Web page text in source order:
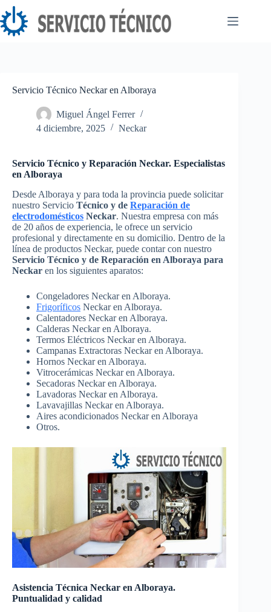
Saltar
al
contenido
Servicio Técnico Neckar en Alboraya
Miguel Ángel Ferrer
4 diciembre, 2025
Neckar
Servicio Técnico y Reparación Neckar. Especialistas
en Alboraya
Desde Alboraya y para toda la provincia puede solicitar
nuestro Servicio Técnico y de Reparación de
electrodomésticos Neckar. Nuestra empresa con más
de 20 años de experiencia, le ofrece un servicio
profesional y directamente en su domicilio. Dentro de la
línea de productos Neckar, puede contar con nuestro
Servicio Técnico y de Reparación en Alboraya para
Neckar en los siguientes aparatos:
Congeladores Neckar en Alboraya.
Frigoríficos Neckar en Alboraya.
Calentadores Neckar en Alboraya.
Calderas Neckar en Alboraya.
Termos Eléctricos Neckar en Alboraya.
Campanas Extractoras Neckar en Alboraya.
Hornos Neckar en Alboraya.
Vitrocerámicas Neckar en Alboraya.
Secadoras Neckar en Alboraya.
Lavadoras Neckar en Alboraya.
Lavavajillas Neckar en Alboraya.
Aires acondicionados Neckar en Alboraya
Otros.
Asistencia Técnica Neckar en Alboraya.
Puntualidad y calidad